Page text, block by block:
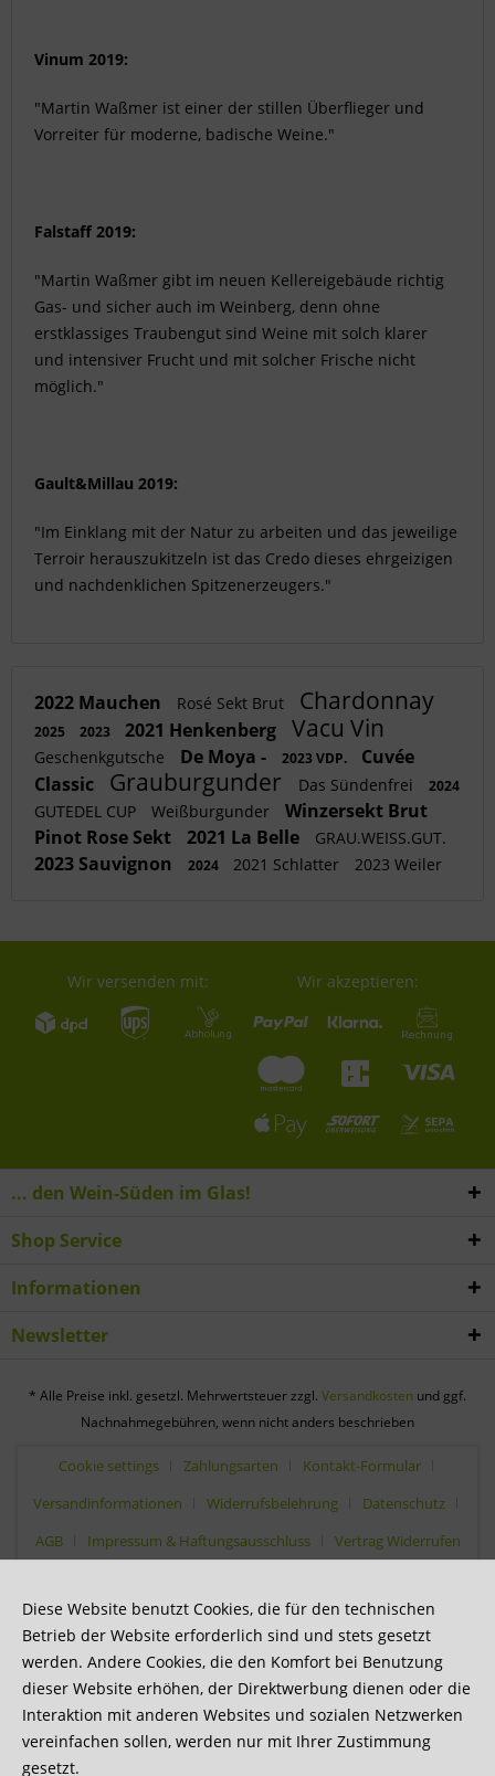
Vinum 2019:
"Martin Waßmer ist einer der stillen Überflieger und
Vorreiter für moderne, badische Weine."
Falstaff 2019:
"Martin Waßmer gibt im neuen Kellereigebäude richtig
Gas- und sicher auch im Weinberg, denn ohne
erstklassiges Traubengut sind Weine mit solch klarer
und intensiver Frucht und mit solcher Frische nicht
möglich."
Gault&Millau 2019:
"Im Einklang mit der Natur zu arbeiten und das jeweilige
Terroir herauszukitzeln ist das Credo dieses ehrgeizigen
und nachdenklichen Spitzenerzeugers."
2022 Mauchen Rosé Sekt Brut Chardonnay
2025 2023 2021 Henkenberg Vacu Vin
Geschenkgutsche De Moya - 2023 VDP.
Cuvée
Classic
Grauburgunder Das Sündenfrei 2024
GUTEDEL CUP Weißburgunder
Winzersekt Brut
Pinot Rose Sekt
2021 La Belle GRAU.WEISS.GUT.
2023 Sauvignon 2024 2021 Schlatter 2023 Weiler
Wir versenden mit: Wir akzeptieren:
... den Wein-Süden im Glas!
Shop Service
Informationen
Newsletter
* Alle Preise inkl. gesetzl. Mehrwertsteuer zzgl. Versandkosten und ggf.
Nachnahmegebühren, wenn nicht anders beschrieben
Cookie settings Zahlungsarten
Kontakt-Formular
Versandinformationen
Widerrufsbelehrung
Datenschutz
AGB
Impressum & Haftungsausschluss Vertrag Widerrufen
Diese Website benutzt Cookies, die für den technischen
Betrieb der Website erforderlich sind und stets gesetzt
werden. Andere Cookies, die den Komfort bei Benutzung
dieser Website erhöhen, der Direktwerbung dienen oder die
Interaktion mit anderen Websites und sozialen Netzwerken
vereinfachen sollen, werden nur mit Ihrer Zustimmung
gesetzt.